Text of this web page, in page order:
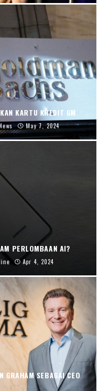
KARTU KREDIT GM
May 7, 2024
PERLOMBAAN AI?
Apr 4, 2024
GRAHAM SEBAGAI CEO